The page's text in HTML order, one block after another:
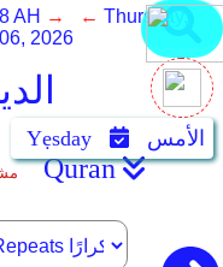
AH → ← Thursday,
2026
Yẹsday الأمس
Quran